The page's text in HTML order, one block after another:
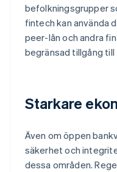
befolkningsgrupper
fintech kan använda
peer-lån och andra
begränsad tillgång
Starkare
Även om öppen
säkerhet och
dessa områden.